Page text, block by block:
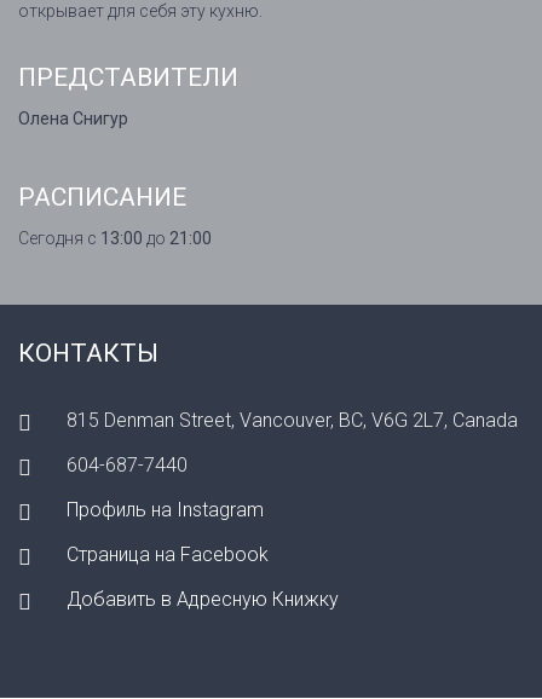
открывает для себя эту кухню.
ПРЕДСТАВИТЕЛИ
Олена Снигур
РАСПИСАНИЕ
Сегодня с 13:00 до 21:00
КОНТАКТЫ
815 Denman Street, Vancouver, BC, V6G 2L7, Canada
604-687-7440
Профиль на Instagram
Страница на Facebook
Добавить в Адресную Книжку